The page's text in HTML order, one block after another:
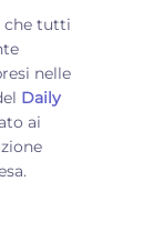
che tutti
nelle
Daily
ai